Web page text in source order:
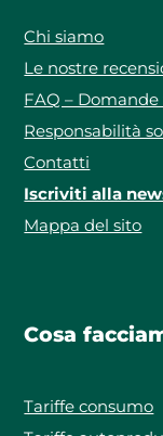
Chi siamo
Le nostre
FAQ –
Responsabilità
Contatti
Iscriviti alla
Mappa del sito
Cosa
Tariffe consumo